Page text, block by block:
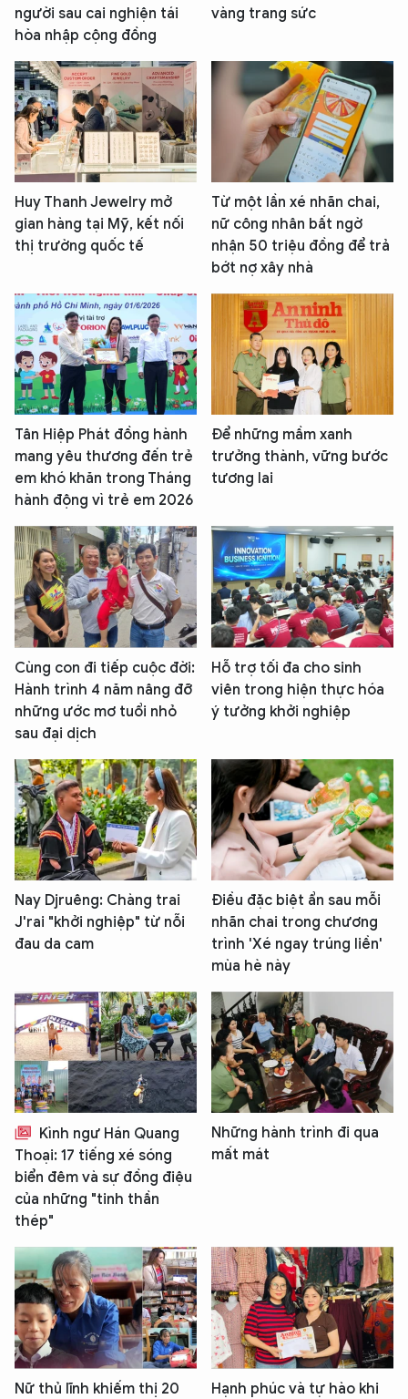
người sau cai nghiện tái
hòa nhập cộng đồng
vàng trang sức
Huy Thanh Jewelry mở
gian hàng tại Mỹ, kết nối
thị trường quốc tế
Từ một lần xé nhãn chai,
nữ công nhân bất ngờ
nhận 50 triệu đồng để trả
bớt nợ xây nhà
Tân Hiệp Phát đồng hành
mang yêu thương đến trẻ
em khó khăn trong Tháng
hành động vì trẻ em 2026
Để những mầm xanh
trưởng thành, vững bước
tương lai
Cùng con đi tiếp cuộc đời:
Hành trình 4 năm nâng đỡ
những ước mơ tuổi nhỏ
sau đại dịch
Hỗ trợ tối đa cho sinh
viên trong hiện thực hóa
ý tưởng khởi nghiệp
Nay Djruêng: Chàng trai
J'rai "khởi nghiệp" từ nỗi
đau da cam
Điều đặc biệt ẩn sau mỗi
nhãn chai trong chương
trình 'Xé ngay trúng liền'
mùa hè này
Kình ngư Hán Quang
Thoại: 17 tiếng xé sóng
biển đêm và sự đồng điệu
của những "tinh thần
thép"
Những hành trình đi qua
mất mát
Nữ thủ lĩnh khiếm thị 20
Hạnh phúc và tự hào khi